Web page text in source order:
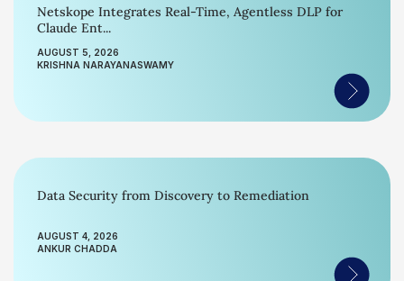
Netskope Integrates Real-Time, Agentless DLP for
Claude Ent...
AUGUST 5, 2026
KRISHNA NARAYANASWAMY
Data Security from Discovery to Remediation
AUGUST 4, 2026
ANKUR CHADDA